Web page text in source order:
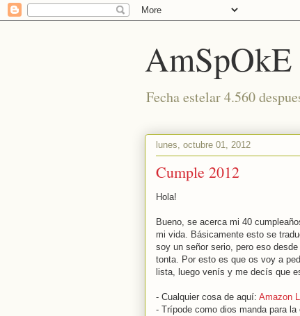
AmSpOkE
Fecha estelar 4.560
lunes, octubre 01, 2012
Cumple 2012
Hola!
Bueno, se acerca mi 40
mi vida. Básicamente esto se
soy un señor serio, pero eso
tonta. Por esto es que os voy a
lista, luego venís y me decís que
- Cualquier cosa de aquí: Amazon
- Trípode como dios manda para